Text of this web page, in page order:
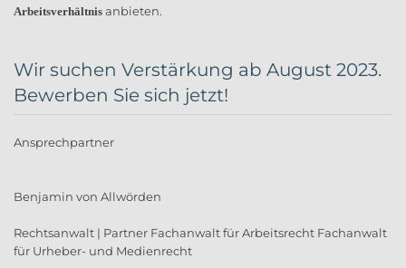
Arbeitsverhältnis anbieten.
Wir suchen Verstärkung ab August 2023.
Bewerben Sie sich jetzt!
Ansprechpartner
Benjamin von Allwörden
Rechtsanwalt | Partner Fachanwalt für Arbeitsrecht Fachanwalt
für Urheber- und Medienrecht